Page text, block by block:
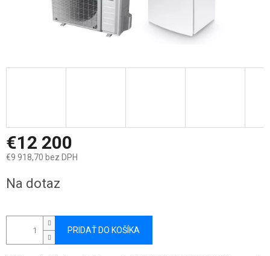
€12 200
€9 918,70 bez DPH
cena:
Na dotaz
PRIDAŤ DO KOŠÍKA